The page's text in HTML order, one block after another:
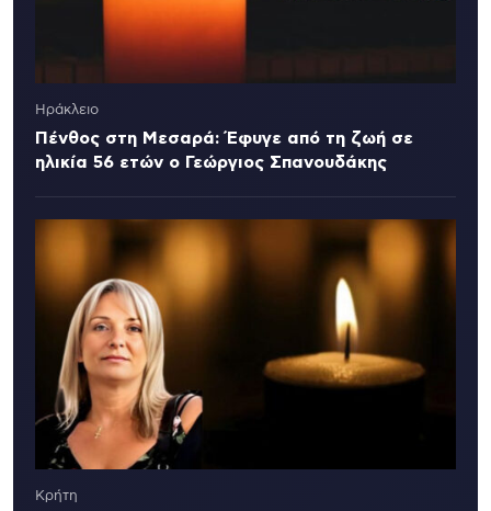
Ηράκλειο
Πένθος στη Μεσαρά: Έφυγε από τη ζωή σε
ηλικία 56 ετών ο Γεώργιος Σπανουδάκης
Κρήτη